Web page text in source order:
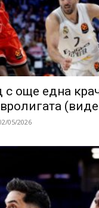
още една
05/2026